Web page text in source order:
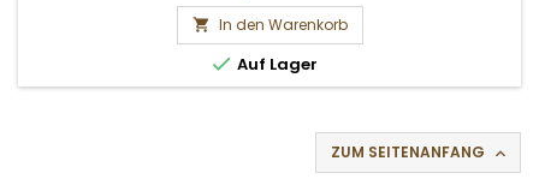
 In den Warenkorb
 Auf Lager
ZUM SEITENANFANG 